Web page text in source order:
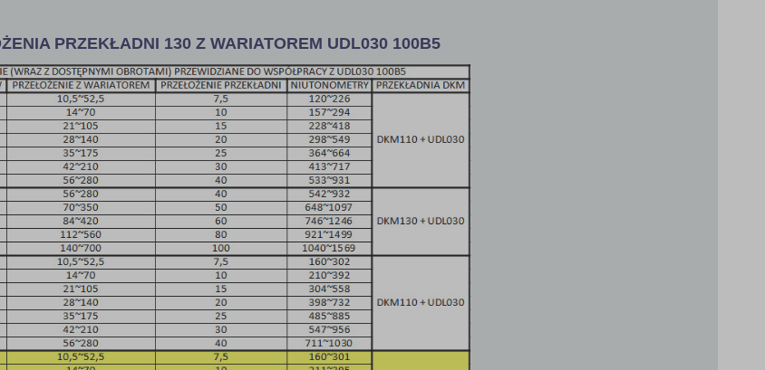
PRZEKŁADNI 130 Z WARIATOREM UDL030 100B5